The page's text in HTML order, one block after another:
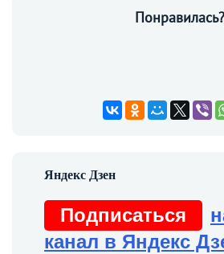
Понравилась?
Подписаться
канал в Яндекс